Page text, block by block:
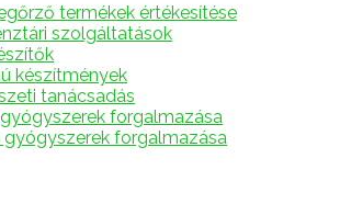
termékek értékesítése
szolgáltatások
készítmények
tanácsadás
forgalmazása
forgalmazása